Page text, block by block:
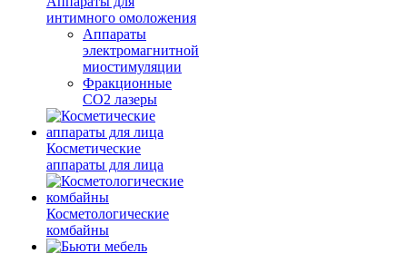
интимного омоложения
Аппараты
электромагнитной
миостимуляции
Фракционные
CO2 лазеры
Косметические
аппараты для лица
Косметологические
комбайны